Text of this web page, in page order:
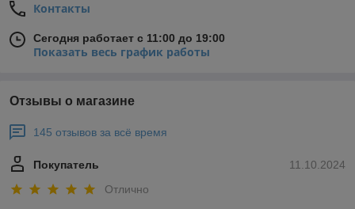
Контакты
Сегодня работает с 11:00 до 19:00
Показать весь график работы
Отзывы о магазине
145 отзывов за всё время
11.10.2024
Покупатель
Отлично